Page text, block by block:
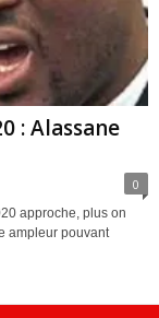
: Alassane
0
approche, plus on
ampleur pouvant